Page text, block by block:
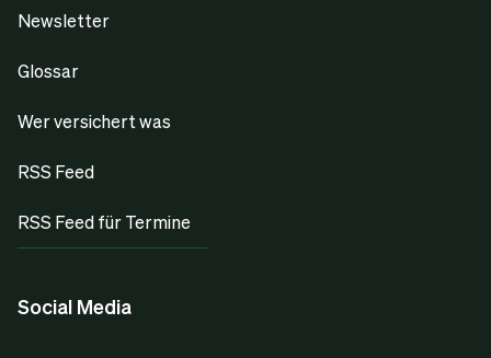
Newsletter
Glossar
Wer versichert was
RSS Feed
RSS Feed für Termine
Social Media